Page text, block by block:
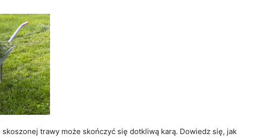
trawy może skończyć się dotkliwą karą. Dowiedz się, jak